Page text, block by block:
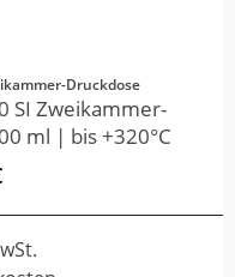
Druckdose
SI Zweikammer-
ml | bis +320°C